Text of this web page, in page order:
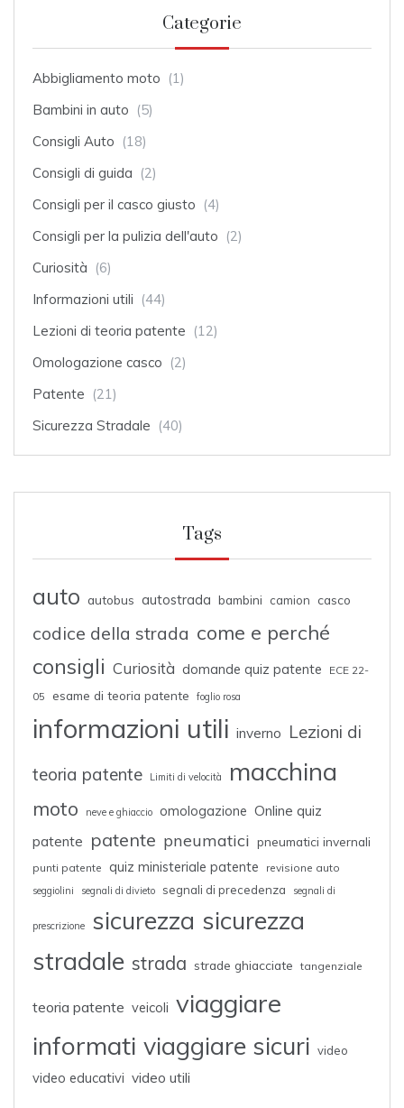
Categorie
Abbigliamento moto (1)
Bambini in auto (5)
Consigli Auto (18)
Consigli di guida (2)
Consigli per il casco giusto (4)
Consigli per la pulizia dell'auto (2)
Curiosità (6)
Informazioni utili (44)
Lezioni di teoria patente (12)
Omologazione casco (2)
Patente (21)
Sicurezza Stradale (40)
Tags
auto autobus autostrada bambini camion casco
codice della strada come e perché
consigli Curiosità domande quiz patente
ECE 22-
05
esame di teoria patente foglio rosa
informazioni utili inverno Lezioni di
teoria patente
Limiti di velocità macchina
moto neve e ghiaccio omologazione Online quiz
patente patente pneumatici pneumatici invernali
punti patente quiz ministeriale patente revisione auto
seggiolini segnali di divieto segnali di precedenza segnali di
prescrizione sicurezza sicurezza
stradale strada strade ghiacciate tangenziale
teoria patente veicoli viaggiare
informati viaggiare sicuri video
video educativi video utili